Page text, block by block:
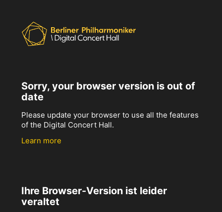
Sorry, your browser version is out of
date
Please update your browser to use all the features
of the Digital Concert Hall.
Learn more
Ihre Browser-Version ist leider
veraltet